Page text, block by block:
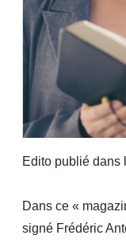
Edito publié dans
Dans ce «
signé Frédéric